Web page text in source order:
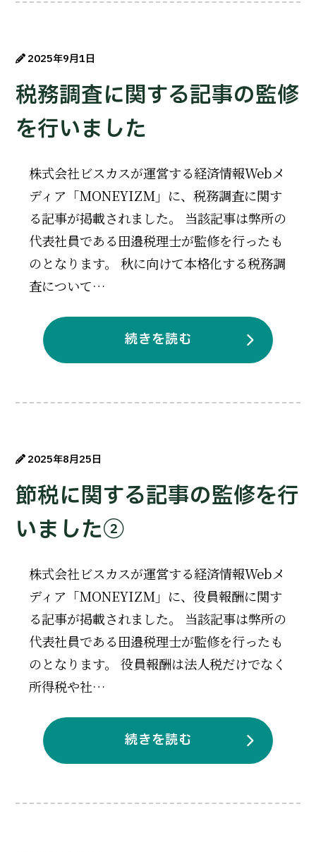
2025年9月1日
税務調査に関する記事の監修
を行いました
株式会社ビスカスが運営する経済情報Webメ
ディア「MONEYIZM」に、税務調査に関す
る記事が掲載されました。 当該記事は弊所の
代表社員である田邉税理士が監修を行ったも
のとなります。 秋に向けて本格化する税務調
査について…
続きを読む
2025年8月25日
節税に関する記事の監修を行
いました②
株式会社ビスカスが運営する経済情報Webメ
ディア「MONEYIZM」に、役員報酬に関す
る記事が掲載されました。 当該記事は弊所の
代表社員である田邉税理士が監修を行ったも
のとなります。 役員報酬は法人税だけでなく
所得税や社…
続きを読む